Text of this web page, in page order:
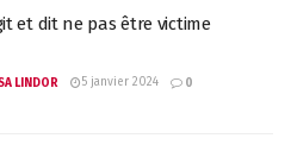
et dit ne pas être victime
LINDOR 5 janvier 2024 0